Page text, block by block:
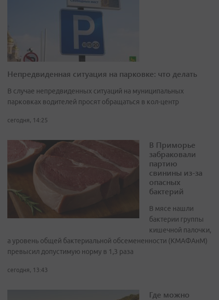
Непредвиденная ситуация на парковке: что делать
В случае непредвиденных ситуаций на муниципальных
парковках водителей просят обращаться в кол-центр
сегодня, 14:25
В Приморье
забраковали
партию
свинины из-за
опасных
бактерий
В мясе нашли
бактерии группы
кишечной палочки,
а уровень общей бактериальной обсемененности (КМАФАнМ)
превысил допустимую норму в 1,3 раза
сегодня, 13:43
Где можно